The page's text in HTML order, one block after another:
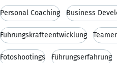
Personal Coaching Business
Führungskräfteentwicklung
Fotoshootings Führungserfahrung